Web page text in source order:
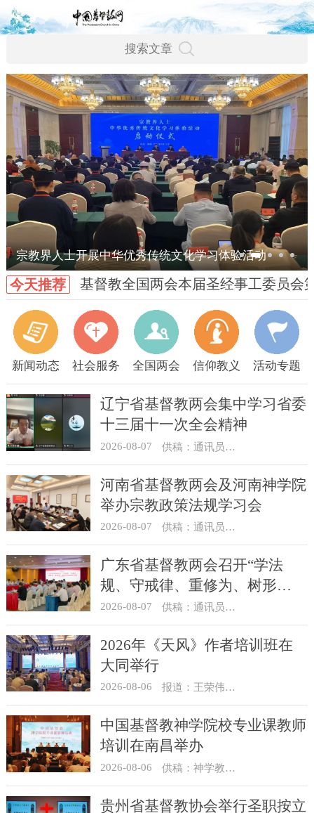
宗教界人士开展中华优秀传统文化学习体验活动
今天推荐 基督教全国两会本届圣经事工委员会
新闻动态 社会服务 全国两会 信仰教义 活动专题
辽宁省基督教两会集中学习省委
十三届十一次全会精神
2026-08-07 供稿：通讯员 顾利民
河南省基督教两会及河南神学院
举办宗教政策法规学习会
2026-08-07 供稿：通讯员 靳新元
广东省基督教两会召开“学法
规、守戒律、重修为、树形
象”教育活动总结会议
2026-08-07 供稿：通讯员 汪浩
2026年《天风》作者培训班在
大同举行
2026-08-06 报道：王荣伟 摄影：冯谦
中国基督教神学院校专业课教师
培训在南昌举办
2026-08-06 供稿：神学教育部
贵州省基督教协会举行圣职按立